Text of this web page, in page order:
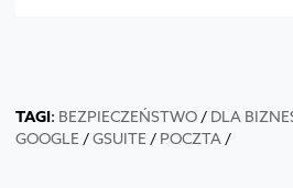
TAGI: BEZPIECZEŃSTWO/ DLA
GOOGLE /GSUITE / POCZTA/